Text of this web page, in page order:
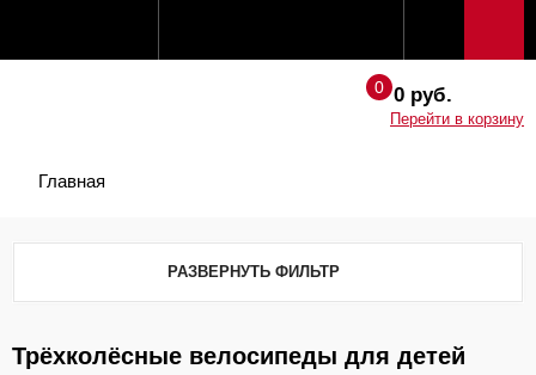
0 руб.
Перейти в корзину
Главная
РАЗВЕРНУТЬ ФИЛЬТР
Трёхколёсные велосипеды для детей